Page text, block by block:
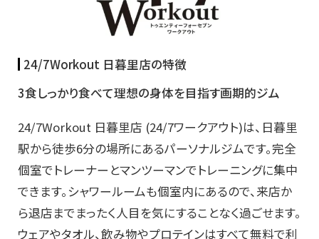
24/7Workout 日暮里店の特徴
3食しっかり食べて理想の身体を目指す画期的ジム
24/7Workout 日暮里店 (24/7ワークアウト)は、日暮里
駅から徒歩6分の場所にあるパーソナルジムです。完全
個室でトレーナーとマンツーマンでトレーニングに集中
できます。シャワールームも個室内にあるので、来店か
ら退店までまったく人目を気にすることなく過ごせます。
ウェアやタオル、飲み物やプロテインはすべて無料で利